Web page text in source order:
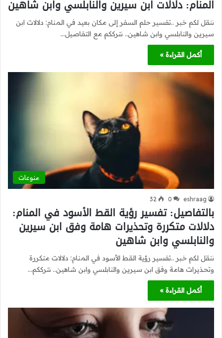
المنام: دلالات ابن سيرين والنابلسي وابن شاهين
ننقل لكم خبر ..تفسير حلم السفر إلى مكان بعيد في المنام: دلالات ابن
سيرين والنابلسي وابن شاهين.. نترككم مع التفاصيل…
أكمل القراءة »
منوعات
eshraag
0
32
بالتفاصيل: تفسير رؤية القط الأسود في المنام:
دلالات متكررة وتحذيرات هامة وفق ابن سيرين
والنابلسي وابن شاهين
ننقل لكم خبر ..تفسير رؤية القط الأسود في المنام: دلالات متكررة
وتحذيرات هامة وفق ابن سيرين والنابلسي وابن شاهين.. نترككم…
أكمل القراءة »